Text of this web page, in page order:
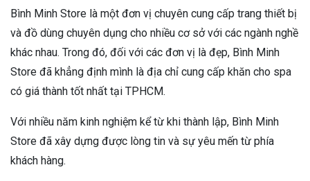
Bình Minh Store là một đơn vị chuyên cung cấp trang thiết bị
và đồ dùng chuyên dụng cho nhiều cơ sở với các ngành nghề
khác nhau. Trong đó, đối với các đơn vị là đẹp, Bình Minh
Store đã khẳng định mình là địa chỉ cung cấp khăn cho spa
có giá thành tốt nhất tại TPHCM.
Với nhiều năm kinh nghiệm kể từ khi thành lập, Bình Minh
Store đã xây dựng được lòng tin và sự yêu mến từ phía
khách hàng.